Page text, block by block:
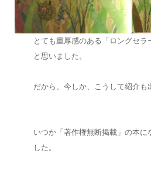
とても重厚感のある「ロングセラ
と思いました。
だから、今しか、こうして紹介も
いつか「著作権無断掲載」の本に
した。